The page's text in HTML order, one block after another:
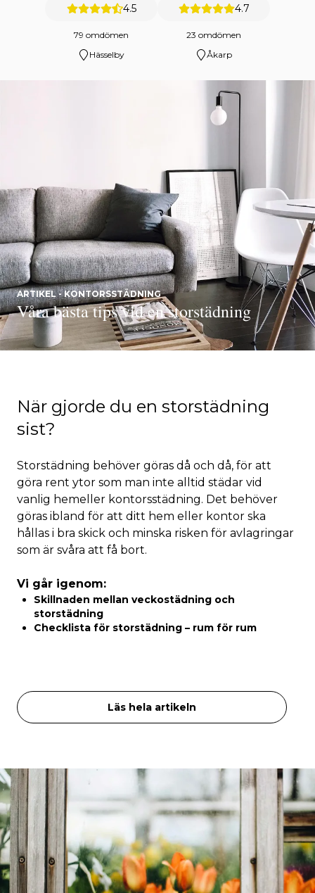
4.5
79 omdömen
Hässelby
4.7
23 omdömen
Åkarp
När gjorde du en storstädning
sist?
Storstädning behöver göras då och då, för att
göra rent ytor som man inte alltid städar vid
vanlig hemeller kontorsstädning. Det behöver
göras ibland för att ditt hem eller kontor ska
hållas i bra skick och minska risken för avlagringar
som är svåra att få bort.
Vi går igenom:
Skillnaden mellan veckostädning och
storstädning
Checklista för storstädning – rum för rum
Läs hela artikeln
ARTIKEL - KONTORSSTÄDNING
Våra bästa tips vid en storstädning